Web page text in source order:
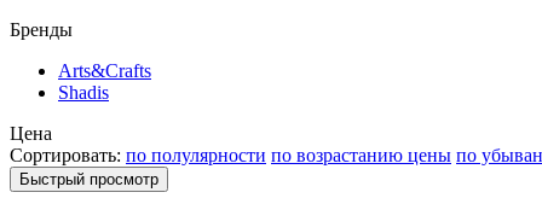
Бренды
Arts&Crafts
Shadis
Цена
Сортировать: по полулярности по возрастанию цены по
Быстрый просмотр